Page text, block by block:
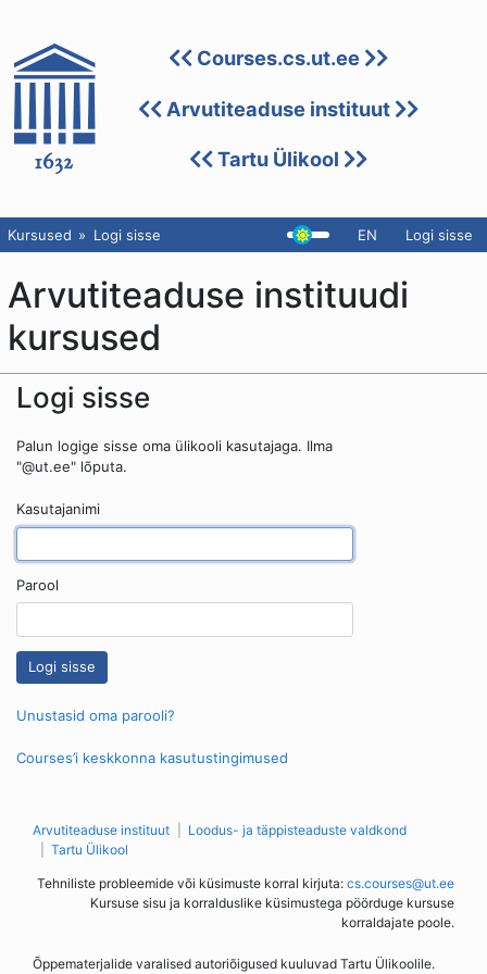
Courses.cs.ut.ee
Arvutiteaduse instituut
Tartu Ülikool
Kursused Logi sisse EN Logi sisse
Arvutiteaduse instituudi
kursused
Logi sisse
Palun logige sisse oma ülikooli kasutajaga. Ilma
"@ut.ee" lõputa.
Kasutajanimi
Parool
Unustasid oma parooli?
Courses’i keskkonna kasutustingimused
Arvutiteaduse instituut
Loodus- ja täppisteaduste valdkond
Tartu Ülikool
Tehniliste probleemide või küsimuste korral kirjuta: cs.courses@ut.ee
Kursuse sisu ja korralduslike küsimustega pöörduge kursuse
korraldajate poole.
Õppematerjalide varalised autoriõigused kuuluvad Tartu Ülikoolile.